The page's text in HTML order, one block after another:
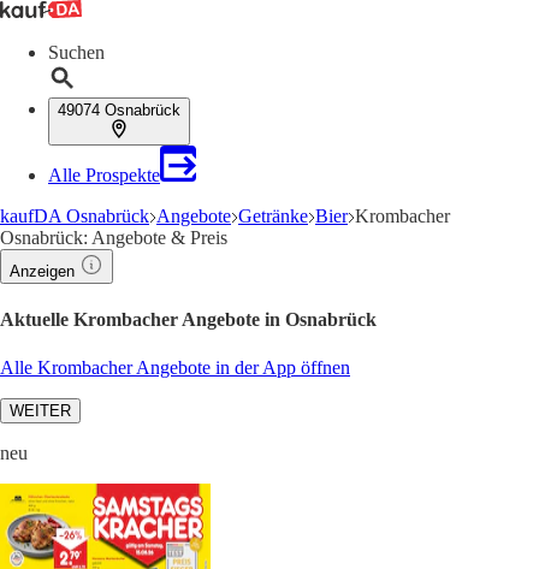
Suchen
49074 Osnabrück
Alle Prospekte
kaufDA Osnabrück Angebote Getränke Bier Krombacher
Osnabrück: Angebote & Preis
Anzeigen
Aktuelle Krombacher Angebote in Osnabrück
Alle Krombacher Angebote in der App öffnen
WEITER
neu